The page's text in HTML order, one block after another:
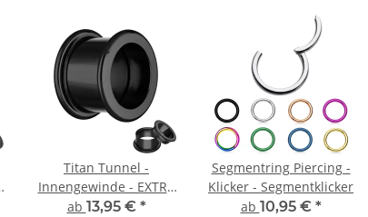
Titan Tunnel -
Innengewinde - EXTRA
LANG - Schwarz
ab 13,95 € *
Segmentring Piercing -
Klicker - Segmentklicker
ab 10,95 € *